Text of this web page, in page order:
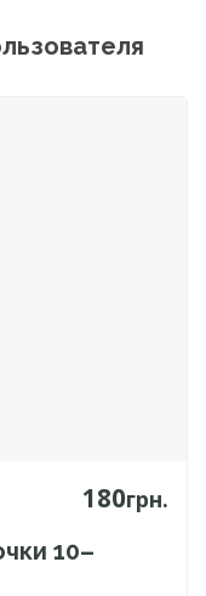
180грн.
10–